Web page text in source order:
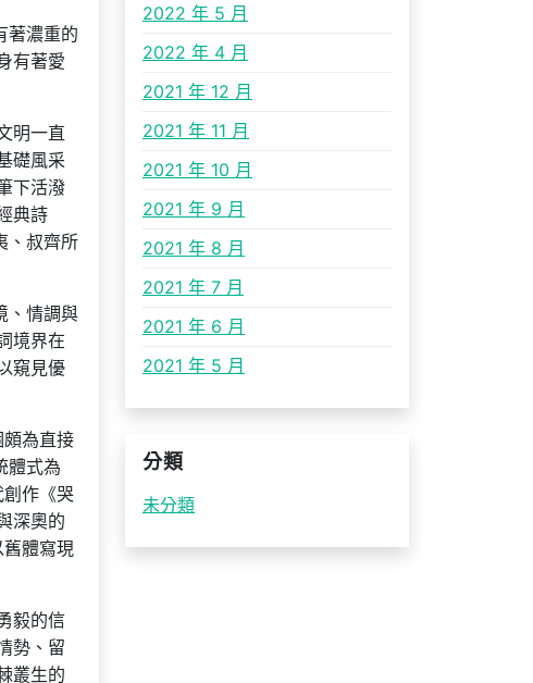
著濃重的
有著愛
明一直
礎風采
下活潑
典詩
、叔齊所
、情調與
境界在
窺見優
頗為直接
體式為
創作《哭
深奧的
舊體寫現
毅的信
勢、留
叢生的
2022 年 5 月
2022 年 4 月
2021 年 12 月
2021 年 11 月
2021 年 10 月
2021 年 9 月
2021 年 8 月
2021 年 7 月
2021 年 6 月
2021 年 5 月
分類
未分類